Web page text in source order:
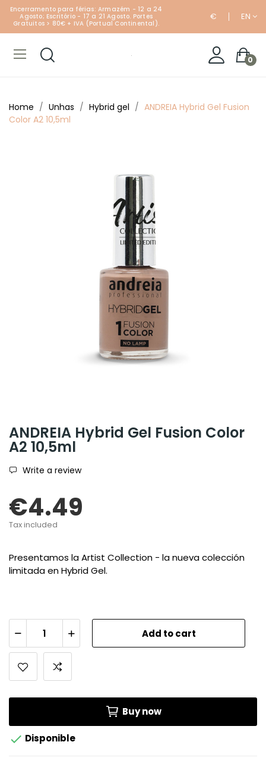
Encerramento para férias: Armazém - 12 a 24
Agosto; Escritório - 17 a 21 Agosto. Portes
Gratuitos > 80€ + IVA (Portual Continental).
€ EN
0
Home Unhas Hybrid gel
ANDREIA Hybrid Gel Fusion
Color A2 10,5ml
ANDREIA Hybrid Gel Fusion Color
A2 10,5ml
Write a review
€4.49
Tax included
Presentamos la Artist Collection - la nueva colección
limitada en Hybrid Gel.
Add to cart
Buy now
 Disponible